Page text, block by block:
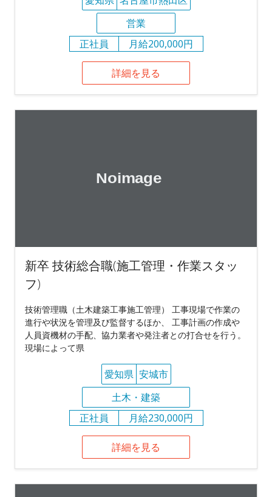
営業
正社員
月給200,000円
詳細を見る
新卒 技術総合職(施工管理・作業スタッ
フ)
技術管理職（土木建築工事施工管理） 工事現場で作業の
進行や状況を管理及び監督するほか、 工事計画の作成や
人員資機材の手配、協力業者や発注者との打合せを行う。
現場によって県
愛知県 安城市
土木・建築
正社員
月給230,000円
詳細を見る